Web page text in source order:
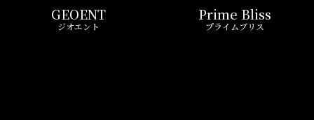
更新一覧チェック